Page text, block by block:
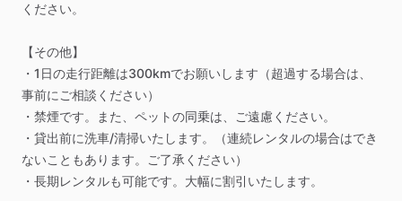
ください。
【その他】
・1日の走行距離は300kmでお願いします（超過する場合は、
事前にご相談ください）
・禁煙です。また、ペットの同乗は、ご遠慮ください。
・貸出前に洗車​/​清掃いたします。（連続レンタルの場合はでき
ないこともあります。ご了承ください）
・長期レンタルも可能です。大幅に割引いたします。